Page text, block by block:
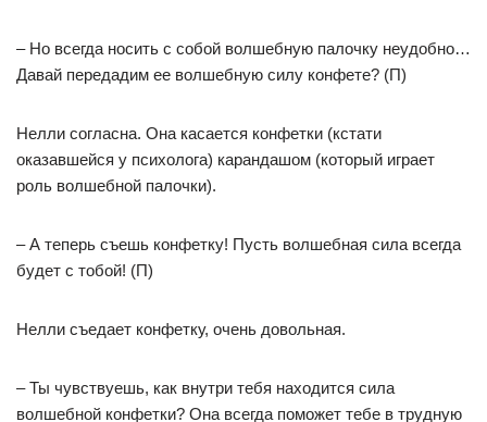
– Но всегда носить с собой волшебную палочку неудобно…
Давай передадим ее волшебную силу конфете? (П)
Нелли согласна. Она касается конфетки (кстати
оказавшейся у психолога) карандашом (который играет
роль волшебной палочки).
– А теперь съешь конфетку! Пусть волшебная сила всегда
будет с тобой! (П)
Нелли съедает конфетку, очень довольная.
– Ты чувствуешь, как внутри тебя находится сила
волшебной конфетки? Она всегда поможет тебе в трудную